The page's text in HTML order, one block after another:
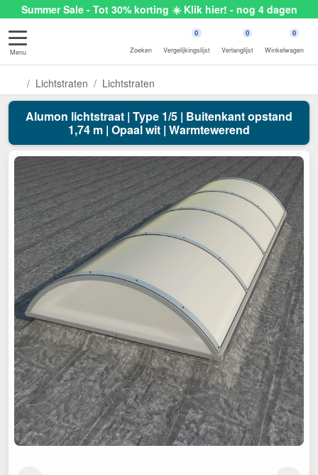
Summer Sale - Tot 30% korting ☀️ Klik hier! - nog 4 dagen
Menu Zoeken
0
Vergelijkingslijst
0
Verlanglijst
0
Winkelwagen
Lichtstraten Lichtstraten
Alumon lichtstraat | Type 1/5 | Buitenkant opstand
1,74 m | Opaal wit | Warmtewerend